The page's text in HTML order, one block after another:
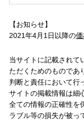
【お知らせ】
2021年4月1日以降の
当サイトに記載されて
ただくためのものであ
判断と責任において行
サイトの掲載情報は細
全ての情報の正確性を
ラブル等の損失が被っ